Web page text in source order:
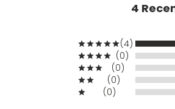
Protoplasmina
4
(4)
(0)
(0)
(0)
(0)